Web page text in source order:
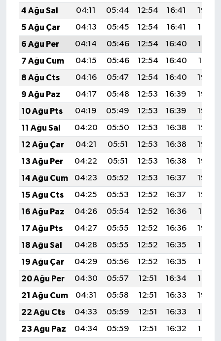
4 Ağu Sal
04:11 05:44 12:54 16:41
19:54
5 Ağu Çar
04:13 05:45 12:54 16:41
19:53
6 Ağu Per
04:14 05:46 12:54 16:40
19:52
7 Ağu Cum
04:15 05:46 12:54 16:40
19:51
8 Ağu Cts
04:16 05:47 12:54 16:40
19:50
9 Ağu Paz
04:17 05:48 12:53 16:39
19:49
10 Ağu Pts
04:19 05:49 12:53 16:39
19:48
11 Ağu Sal
04:20 05:50 12:53 16:38
19:46
12 Ağu Çar
04:21 05:51 12:53 16:38
19:45
13 Ağu Per
04:22 05:51 12:53 16:38
19:44
14 Ağu Cum
04:23 05:52 12:53 16:37
19:43
15 Ağu Cts
04:25 05:53 12:52 16:37
19:42
16 Ağu Paz
04:26 05:54 12:52 16:36
19:41
17 Ağu Pts
04:27 05:55 12:52 16:36
19:39
18 Ağu Sal
04:28 05:55 12:52 16:35
19:38
19 Ağu Çar
04:29 05:56 12:52 16:35
19:37
20 Ağu Per
04:30 05:57 12:51 16:34
19:36
21 Ağu Cum
04:31 05:58 12:51 16:33
19:34
22 Ağu Cts
04:33 05:59 12:51 16:33
19:33
23 Ağu Paz
04:34 05:59 12:51 16:32
19:32